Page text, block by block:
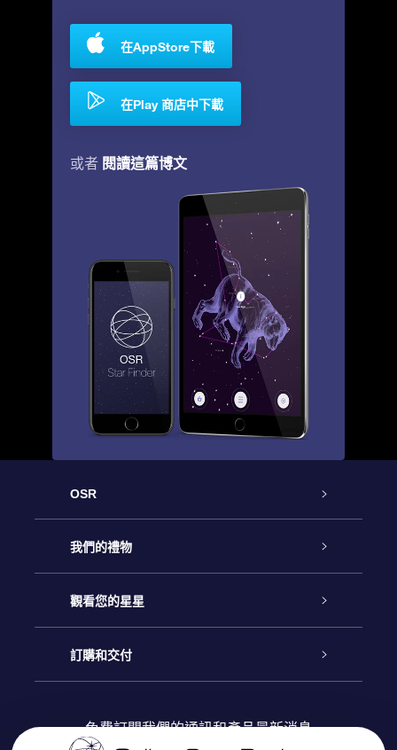
在AppStore下載
在Play 商店中下載
或者 閱讀這篇博文
OSR
客戶服務
聯繫我們
博客
我們的禮物
Online Star禮物
OSR禮物包
觀看您的星星
星星注册
訂購和交付
免費訂閱我們的通訊和產品最新消息